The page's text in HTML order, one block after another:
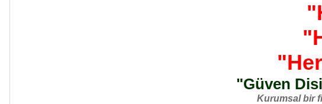
"Güven
Kurumsal bir